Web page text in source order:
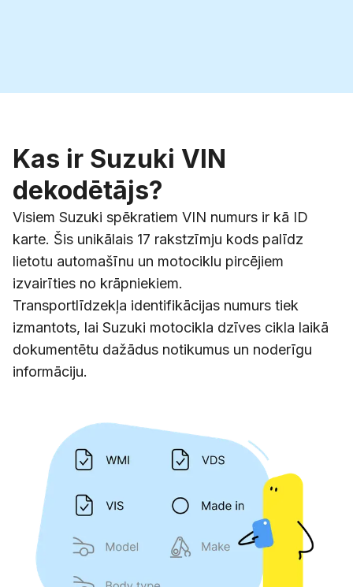
Kas ir Suzuki VIN
dekodētājs?
Visiem Suzuki spēkratiem VIN numurs ir kā ID
karte. Šis unikālais 17 rakstzīmju kods palīdz
lietotu automašīnu un motociklu pircējiem
izvairīties no krāpniekiem.
Transportlīdzekļa identifikācijas numurs tiek
izmantots, lai Suzuki motocikla dzīves cikla laikā
dokumentētu dažādus notikumus un noderīgu
informāciju.